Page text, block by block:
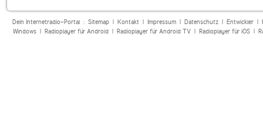
Dein Internetradio-Portal : Sitemap| Kontakt| Impressum| Datenschutz| Entwickler|
Windows| Radioplayer für Android| Radioplayer für Android TV| Radioplayer für iOS|